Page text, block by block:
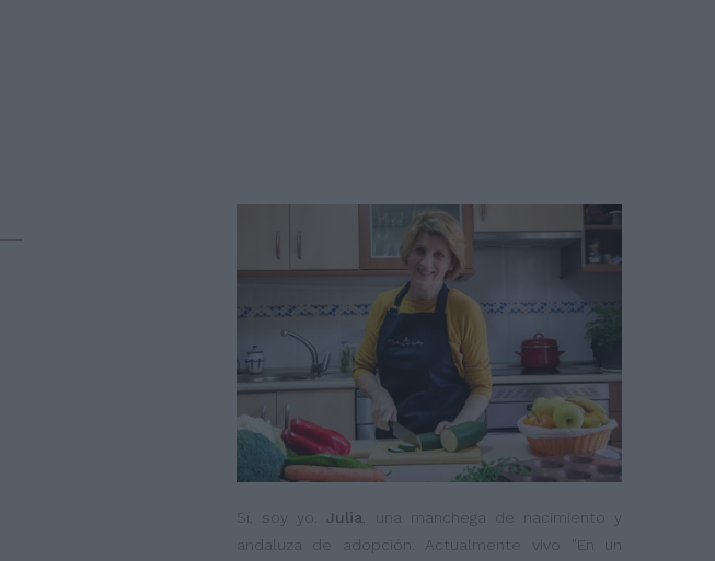
Sí, soy yo.Julia , una manchega de nacimiento y
andaluza de adopción. Actualmente vivo "En un